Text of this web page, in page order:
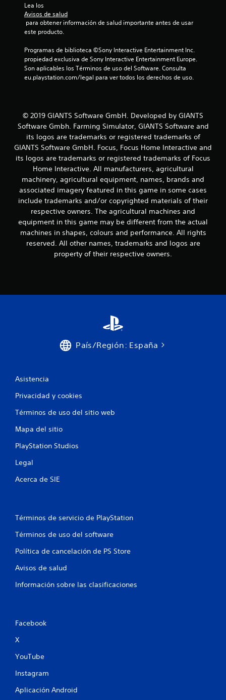
f
i
c
i
o
n
e
s
Lea los
Avisos de salud
este producto.
Programas de biblioteca ©Sony Interactive Entertainment Inc.
propiedad exclusiva de Sony Interactive Entertainment Europe.
Son aplicables los Términos de uso del Software. Consulta
eu.playstation.com/legal para ver todos los derechos de uso.
© 2019 GIANTS Software GmbH. Developed by GIANTS
Software Gmbh. Farming Simulator, GIANTS Software and
its logos are trademarks or registered trademarks of
GIANTS Software GmbH. Focus, Focus Home Interactive and
its logos are trademarks or registered trademarks of Focus
Home Interactive. All manufacturers, agricultural
machinery, agricultural equipment, names, brands and
associated imagery featured in this game in some cases
include trademarks and/or copyrighted materials of their
respective owners. The agricultural machines and
equipment in this game may be different from the actual
machines in shapes, colours and performance. All rights
reserved. All other names, trademarks and logos are
property of their respective owners.
País/Región: España
Asistencia
Privacidad y cookies
Términos de uso del sitio web
Mapa del sitio
PlayStation Studios
Legal
Acerca de SIE
Términos de servicio de PlayStation
Términos de uso del software
Política de cancelación de PS Store
Avisos de salud
Información sobre las clasificaciones
Facebook
X
YouTube
Instagram
Aplicación Android